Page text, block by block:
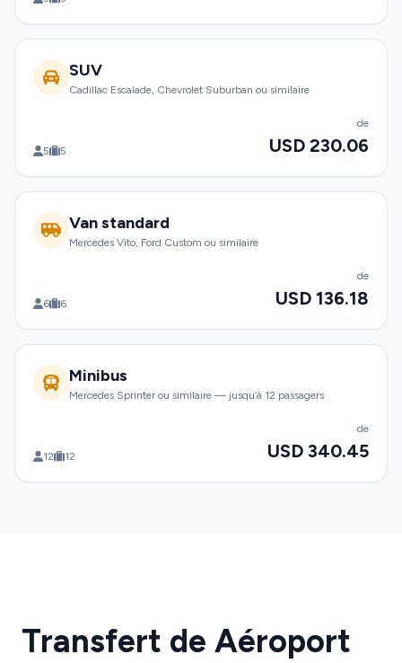
SUV
Cadillac Escalade, Chevrolet Suburban ou similaire
5 5
de
USD 230.06
Van standard
Mercedes Vito, Ford Custom ou similaire
6 6
de
USD 136.18
Minibus
Mercedes Sprinter ou similaire — jusqu’à 12 passagers
12 12
de
USD 340.45
Transfert de Aéroport